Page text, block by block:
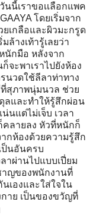
นี้เราขอเเลือกแพค
โดยเริ่มจาก
เกลือและผิวมะกรูด
างเท้ารู้เลยว่า
นักมือ หลังจาก
จะพาเราไปยังห้อง
นวดใช้ลีลาท่าทาง
สุภาพนุ่มนวล ช่วย
ลและทำให้รู้สึกผ่อน
นแต่ไม่เจ็บ เวลา
คลายลง หัวที่หนักก็
กห้องด้วยความรู้สึก
ป็นอันครบ
าผ่านไปแบบเปี่ยม
าญของพนักงานที่
เองและใส่ใจใน
าย เป็นของขวัญที่